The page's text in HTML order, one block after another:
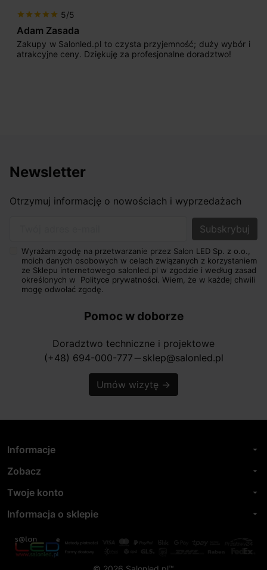
star star star star star 5/5
Adam Zasada
Zakupy w Salonled.pl to czysta przyjemność; duży wybór i
atrakcyjne ceny. Dziękuję za profesjonalne doradztwo!
Newsletter
Otrzymuj informację o nowościach i wyprzedażach
Wyrażam zgodę na przetwarzanie przez Salon LED Sp. z o.o.,
moich danych osobowych w celach związanych z korzystaniem
ze Sklepu internetowego salonled.pl w zgodzie i według zasad
określonych w Polityce prywatności. Wiem, że w każdej chwili
mogę odwołać zgodę.
Pomoc w doborze
Doradztwo techniczne i projektowe
(+48) 694-000-777 horizontal_rule sklep@salonled.pl
Umów wizytę →
Informacje arrow_drop_down
Zobacz arrow_drop_down
Twoje konto arrow_drop_down
Informacja o sklepie arrow_drop_down